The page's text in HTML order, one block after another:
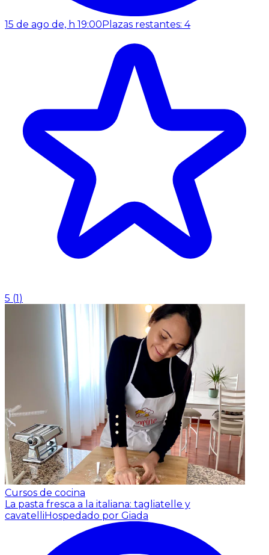
15 de ago de, h 19:00Plazas restantes: 4
5 (1)
Cursos de cocina
La pasta fresca a la italiana: tagliatelle y
cavatelliHospedado por Giada